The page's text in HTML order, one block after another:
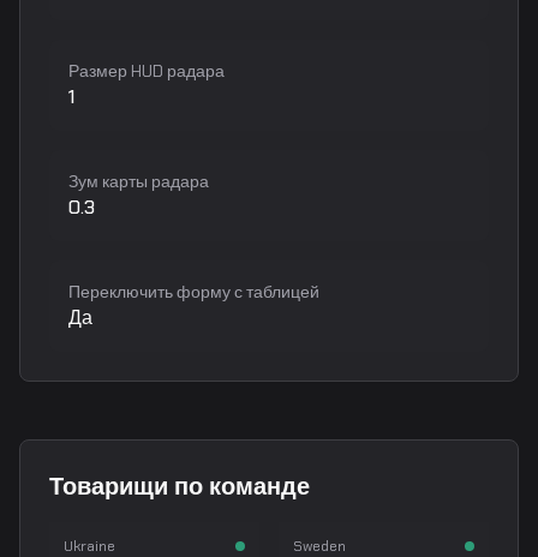
Размер HUD радара
1
Зум карты радара
0.3
Переключить форму с таблицей
Да
Товарищи по команде
Rifler
fear
Rodion Smyk
Ukraine Rifler
KRIMZ
Freddy Johansson
Sweden
jambo